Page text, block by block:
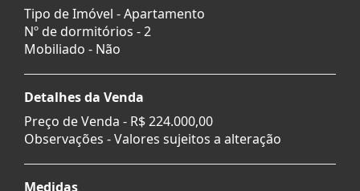
Tipo de Imóvel - Apartamento
Nº de dormitórios - 2
Mobiliado - Não
Detalhes da Venda
Preço de Venda - R$ 224.000,00
Observações - Valores sujeitos a alteração
Medidas